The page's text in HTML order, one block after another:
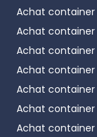
Achat container
Achat container
Achat container
Achat container
Achat container
Achat container
Achat container